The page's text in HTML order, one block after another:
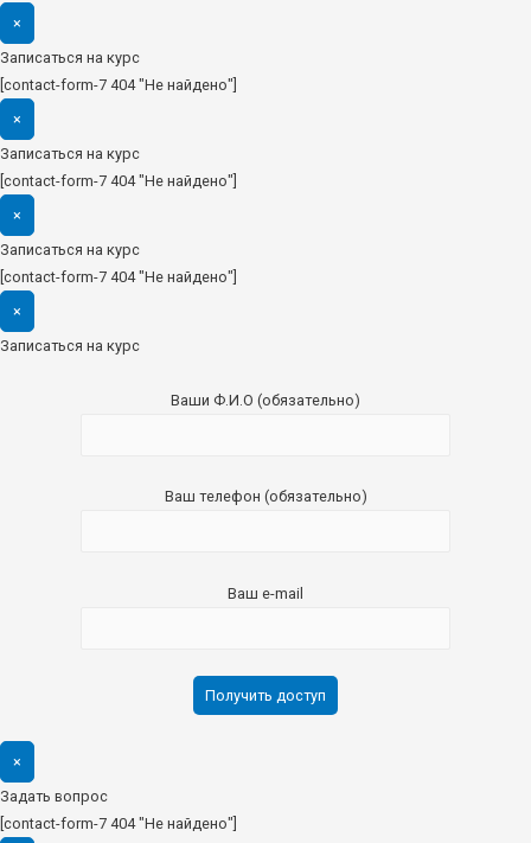
×
Записаться на курс
[contact-form-7 404 "Не найдено"]
×
Записаться на курс
[contact-form-7 404 "Не найдено"]
×
Записаться на курс
[contact-form-7 404 "Не найдено"]
×
Записаться на курс
Ваши Ф.И.О (обязательно)
Ваш телефон (обязательно)
Ваш e-mail
×
Задать вопрос
[contact-form-7 404 "Не найдено"]